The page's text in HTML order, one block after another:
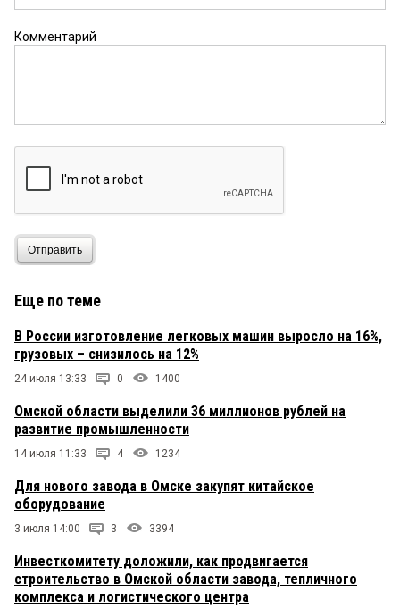
Комментарий
Отправить
Еще по теме
В России изготовление легковых машин выросло на 16%,
грузовых – снизилось на 12%
24 июля 13:33 0 1400
Омской области выделили 36 миллионов рублей на
развитие промышленности
14 июля 11:33 4 1234
Для нового завода в Омске закупят китайское
оборудование
3 июля 14:00 3 3394
Инвесткомитету доложили, как продвигается
строительство в Омской области завода, тепличного
комплекса и логистического центра